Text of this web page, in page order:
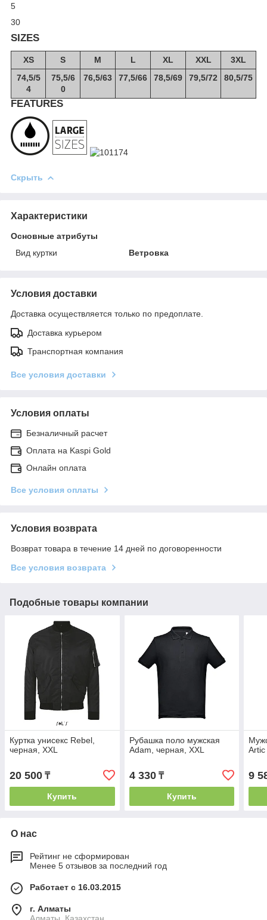
5
30
SIZES
XS S M L XL XXL
3XL
74,5/5
4
75,5/6
0
76,5/63 77,5/66 78,5/69 79,5/72 80,5/75
FEATURES
Скрыть
Характеристики
Основные атрибуты
Вид куртки
Ветровка
Условия доставки
Доставка осуществляется только по предоплате.
Доставка курьером
Транспортная компания
Все условия доставки
Условия оплаты
Безналичный расчет
Оплата на Kaspi Gold
Онлайн оплата
Все условия оплаты
Условия возврата
Возврат товара в течение 14 дней по договоренности
Все условия возврата
Подобные товары компании
Куртка унисекс Rebel,
черная, XXL
20 500 ₸
Купить
Рубашка поло мужская
Adam, черная, XXL
4 330₸
Купить
Artic
9
О нас
Рейтинг не сформирован
Менее 5 отзывов за последний год
Работает с 16.03.2015
г. Алматы